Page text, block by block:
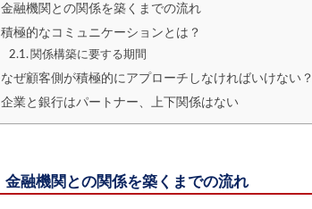
金融機関との関係を築くまでの流れ
積極的なコミュニケーションとは？
関係構築に要する期間
なぜ顧客側が積極的にアプローチしなければいけない？
企業と銀行はパートナー、上下関係はない
金融機関との関係を築くまでの流れ